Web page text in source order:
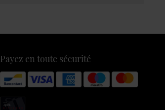
Payez en toute sécurité